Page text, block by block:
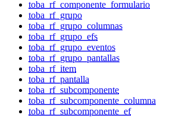
toba_rf_componente_formulario
toba_rf_grupo
toba_rf_grupo_columnas
toba_rf_grupo_efs
toba_rf_grupo_eventos
toba_rf_grupo_pantallas
toba_rf_item
toba_rf_pantalla
toba_rf_subcomponente
toba_rf_subcomponente_columna
toba_rf_subcomponente_ef